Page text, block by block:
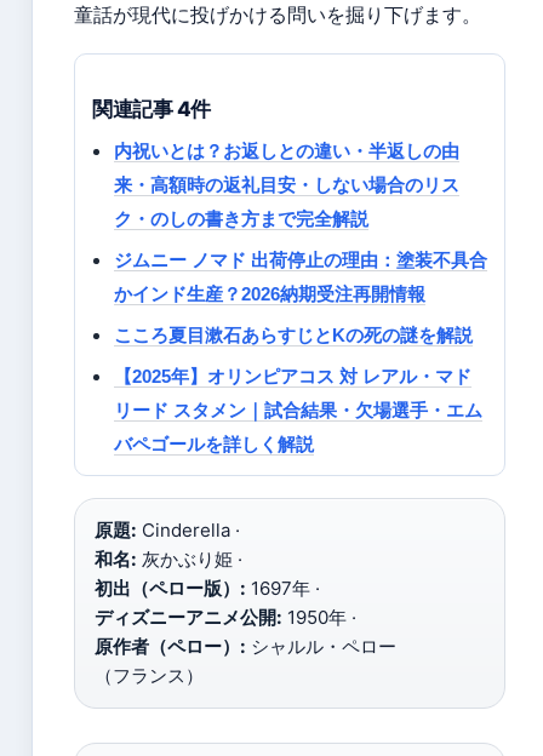
童話が現代に投げかける問いを掘り下げます。
関連記事 4件
内祝いとは？お返しとの違い・半返しの由
来・高額時の返礼目安・しない場合のリス
ク・のしの書き方まで完全解説
ジムニー ノマド 出荷停止の理由：塗装不具合
かインド生産？2026納期受注再開情報
こころ夏目漱石あらすじとKの死の謎を解説
【2025年】オリンピアコス 対 レアル・マド
リード スタメン｜試合結果・欠場選手・エム
バペゴールを詳しく解説
原題: Cinderella ·
和名: 灰かぶり姫 ·
初出（ペロー版）: 1697年 ·
ディズニーアニメ公開: 1950年 ·
原作者（ペロー）: シャルル・ペロー
（フランス）